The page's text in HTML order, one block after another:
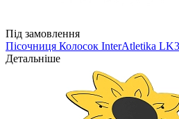
Під замовлення
Пісочниця Колосок InterAtletika
Детальніше